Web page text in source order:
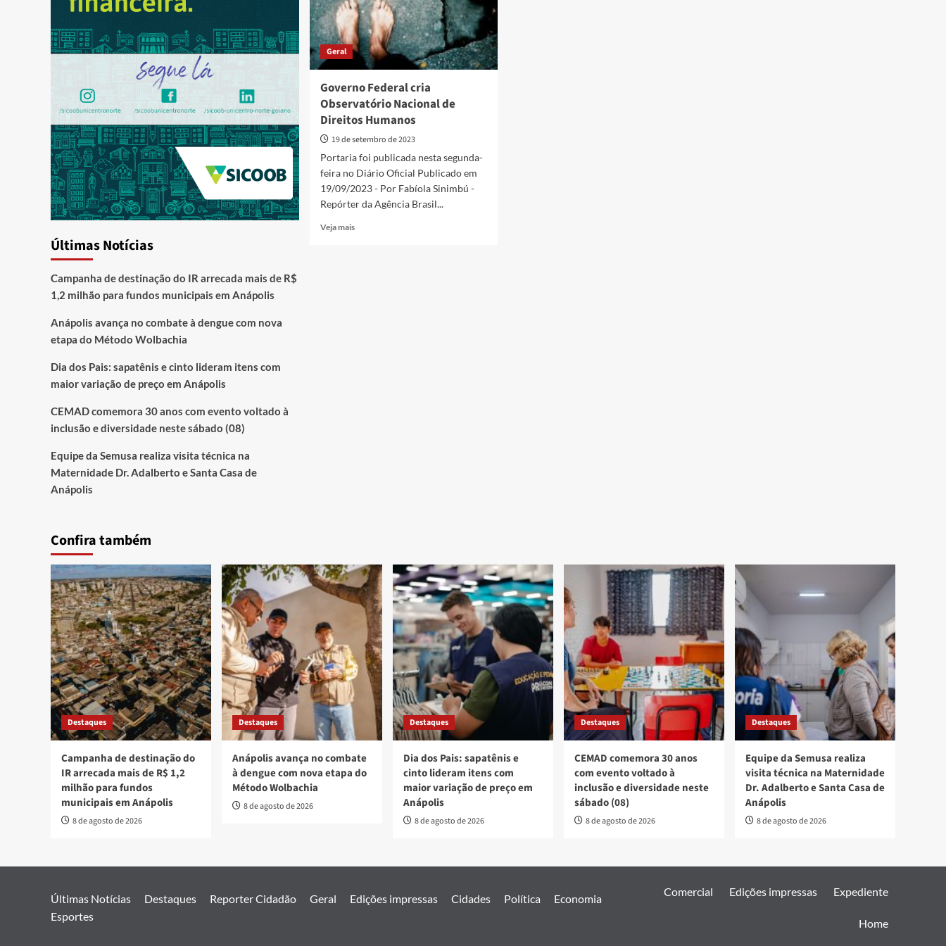
Geral
Governo Federal cria
Observatório Nacional de
Direitos Humanos
19 de setembro de 2023
Portaria foi publicada nesta segunda-
feira no Diário Oficial Publicado em
19/09/2023 - Por Fabíola Sinimbú -
Repórter da Agência Brasil...
Veja maisRead
Últimas Notícias
Campanha de destinação do IR arrecada mais de R$
1,2 milhão para fundos municipais em Anápolis
Anápolis avança no combate à dengue com nova
etapa do Método Wolbachia
Dia dos Pais: sapatênis e cinto lideram itens com
maior variação de preço em Anápolis
CEMAD comemora 30 anos com evento voltado à
inclusão e diversidade neste sábado (08)
Equipe da Semusa realiza visita técnica na
Maternidade Dr. Adalberto e Santa Casa de
Anápolis
Confira também
Destaques
Campanha de destinação do
IR arrecada mais de R$ 1,2
milhão para fundos
municipais em Anápolis
8 de agosto de 2026
Destaques
Anápolis avança no combate
à dengue com nova etapa do
Método Wolbachia
8 de agosto de 2026
Destaques
Dia dos Pais: sapatênis e
cinto lideram itens com
maior variação de preço em
Anápolis
8 de agosto de 2026
Destaques
CEMAD comemora 30 anos
com evento voltado à
inclusão e diversidade neste
sábado (08)
8 de agosto de 2026
Destaques
Equipe da Semusa realiza
visita técnica na Maternidade
Dr. Adalberto e Santa Casa de
Anápolis
8 de agosto de 2026
Últimas Notícias Destaques Reporter Cidadão Geral Edições impressas Cidades Política
Economia
Esportes
Comercial Edições impressas Expediente
Home